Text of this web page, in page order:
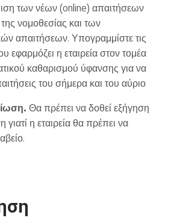
των νέων (online) απαιτήσεων
νομοθεσίας και των
απαιτήσεων. Υπογραμμίστε τις
εφαρμόζει η εταιρεία στον τομέα
καθαρισμού ύφανσης για να
του σήμερα και του αύριο
Θα πρέπει να δοθεί εξήγηση
γιατί η εταιρεία θα πρέπει να